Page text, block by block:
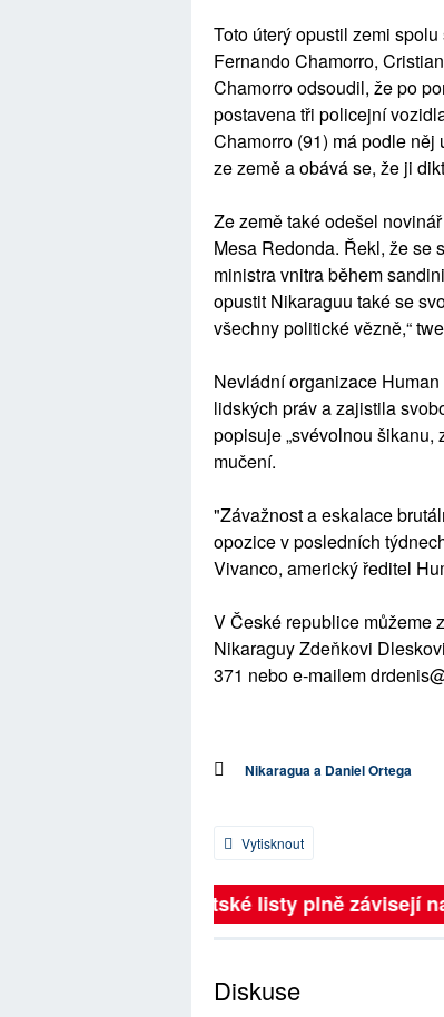
Toto úterý opustil zemi
Fernando Chamorro,
Chamorro odsoudil, že po
postavena tři policejní
Chamorro (91) má podle něj
ze země a obává se, že ji
Ze země také odešel
Mesa Redonda. Řekl, že se
ministra vnitra během
opustit Nikaraguu také se
všechny politické vězně,“
Nevládní organizace
lidských práv a zajistila
popisuje „svévolnou šikanu,
mučení.
"Závažnost a eskalace
opozice v posledních
Vivanco, americký ředitel
V České republice můžeme
Nikaraguy Zdeňkovi
371 nebo e-mailem
Nikaragua a Daniel Ortega
Vytisknout
Britské listy plně závisejí na
Diskuse